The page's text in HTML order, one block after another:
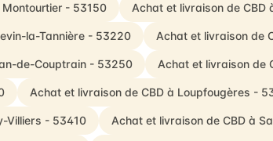
- 53150 Achat et livraison de CBD
la-Tannière - 53220 Achat et livraison de
de-Couptrain - 53250 Achat et livraison de
Achat et livraison de CBD à Loupfougères -
Villiers - 53410 Achat et livraison de CBD à